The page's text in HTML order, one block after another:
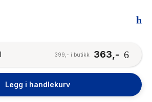
363,-
399,- i butikk
Legg i handlekurv